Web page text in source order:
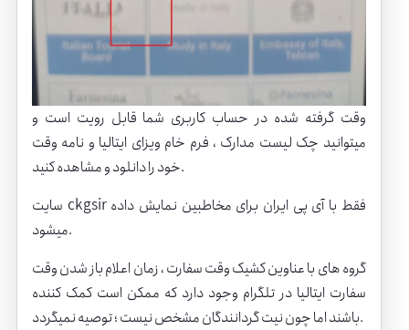
وقت گرفته شده در حساب کاربری شما قابل رویت است و
میتوانید چک لیست مدارک ، فرم خام ویزای ایتالیا و نامه وقت
خود را دانلود و مشاهده کنید.
سایت ckgsir فقط با آی پی ایران برای مخاطبین نمایش داده
میشود.
گروه های با عناوین کشیک وقت سفارت ، زمان اعلام باز شدن وقت
سفارت ایتالیا در تلگرام وجود دارد که ممکن است کمک کننده
باشند اما چون نیت گردانندگان مشخص نیست ؛ توصیه نمیگردد.